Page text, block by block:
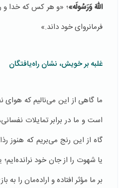
اللّهَ وَرَسُولَه»؛ «و هر کس که خدا و
فرمانروای خود داند.»
غلبه بر خویش، نشان راه‌یافتگان
ما گاهی از این می‌نالیم که
است و ما در برابر تمایلات
گاه از این رنج می‌بریم که هنوز
یا شهوت را از جان خود
بر ما مؤثر افتاده و اراده‌مان را